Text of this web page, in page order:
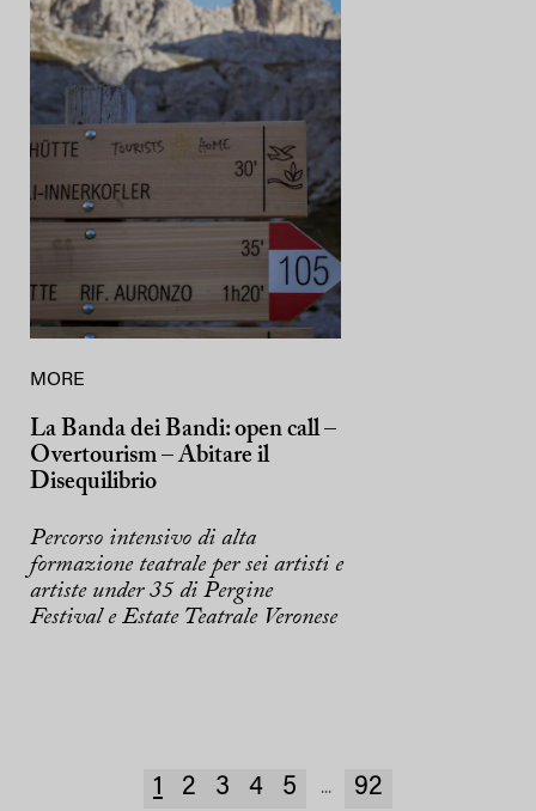
MORE
La Banda dei Bandi: open call –
Overtourism – Abitare il
Disequilibrio
Percorso intensivo di alta
formazione teatrale per sei artisti e
artiste under 35 di Pergine
Festival e Estate Teatrale Veronese
1 2 3 4 5 ... 92